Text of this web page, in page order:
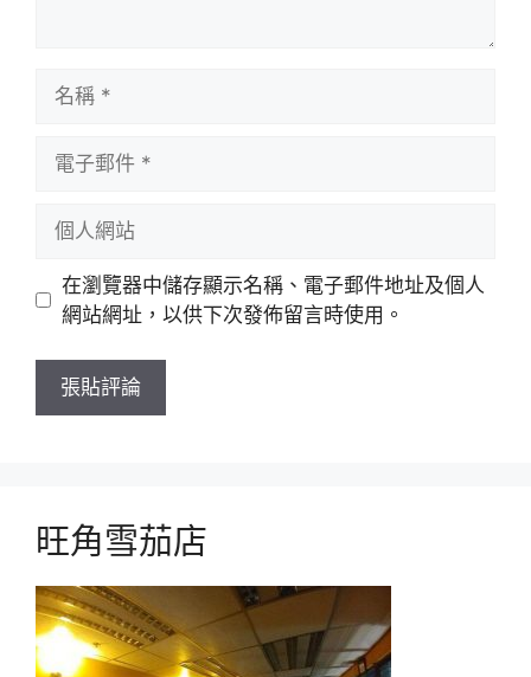
站
在瀏覽器中儲存顯示名稱、電子郵件地址及個人
網站網址，以供下次發佈留言時使用。
旺角雪茄店